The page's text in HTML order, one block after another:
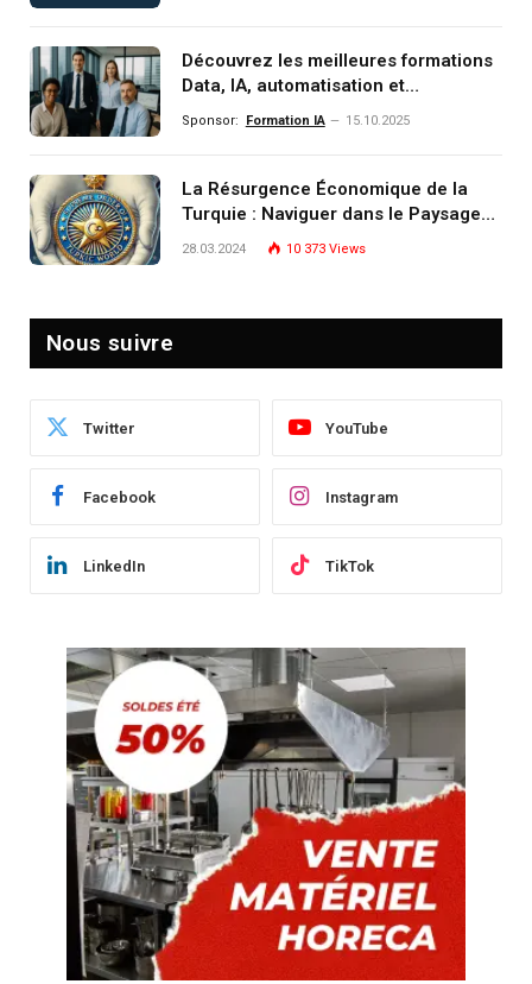
Découvrez les meilleures formations
Data, IA, automatisation et
investissement (gestion de
Sponsor: Formation IA 15.10.2025
La Résurgence Économique de la
Turquie : Naviguer dans le Paysage
Post-Crise
28.03.2024 10 373 Views
Nous suivre
Twitter YouTube
Facebook Instagram
LinkedIn TikTok